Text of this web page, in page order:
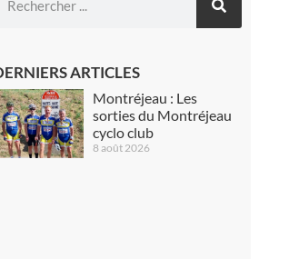
ARTICLES
Montréjeau : Les
sorties du Montréjeau
cyclo club
8 août 2026